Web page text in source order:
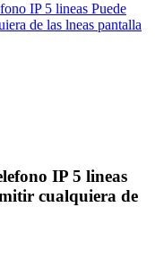
IP 5 lineas Puede
de las lneas pantalla
IP 5 lineas
cualquiera de